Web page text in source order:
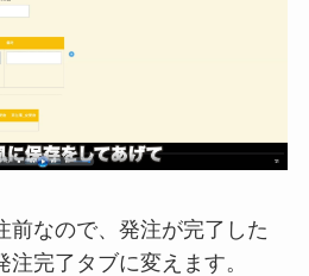
前なので、発注が完了した
完了タブに変えます。